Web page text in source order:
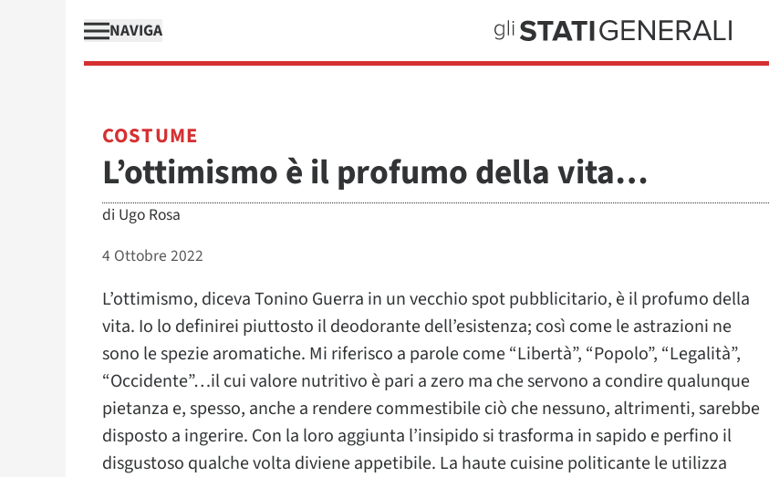
NAVIGA
COSTUME
L’ottimismo è il profumo della vita…
di Ugo Rosa
4 Ottobre 2022
L’ottimismo, diceva Tonino Guerra in un vecchio spot pubblicitario, è il profumo della
vita. Io lo definirei piuttosto il deodorante dell’esistenza; così come le astrazioni ne
sono le spezie aromatiche. Mi riferisco a parole come “Libertà”, “Popolo”, “Legalità”,
“Occidente”…il cui valore nutritivo è pari a zero ma che servono a condire qualunque
pietanza e, spesso, anche a rendere commestibile ciò che nessuno, altrimenti, sarebbe
disposto a ingerire. Con la loro aggiunta l’insipido si trasforma in sapido e perfino il
disgustoso qualche volta diviene appetibile. La haute cuisine politicante le utilizza